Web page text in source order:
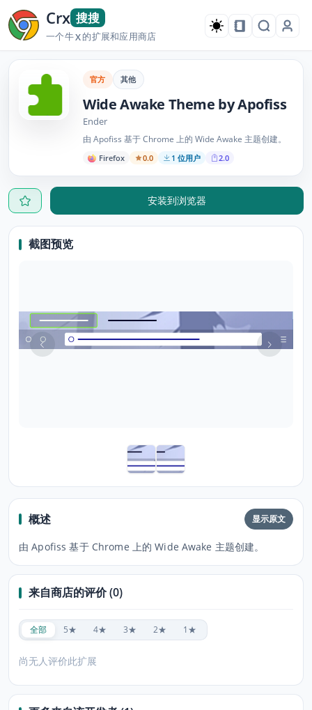
Crx 搜搜
一个牛X的扩展和应用商店
官方 其他
Wide Awake Theme by Apofiss
Ender
由 Apofiss 基于 Chrome 上的 Wide Awake 主题创建。
Firefox 0.0 1 位用户 2.0
安装到浏览器
截图预览
概述 显示原文
由 Apofiss 基于 Chrome 上的 Wide Awake 主题创建。
来自商店的评价 (0)
全部 5★ 4★ 3★ 2★ 1★
尚无人评价此扩展